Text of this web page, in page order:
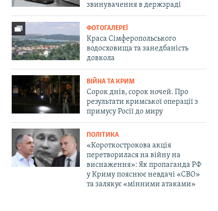
звинувачення в держзраді
ФОТОГАЛЕРЕЇ
Краса Сімферопольського
водосховища та занедбаність
довкола
ВІЙНА ТА КРИМ
Сорок днів, сорок ночей. Про
результати кримської операції з
примусу Росії до миру
ПОЛІТИКА
«Короткострокова акція
перетворилася на війну на
виснаження»: Як пропаганда РФ
у Криму пояснює невдачі «СВО»
та залякує «мінними атаками»